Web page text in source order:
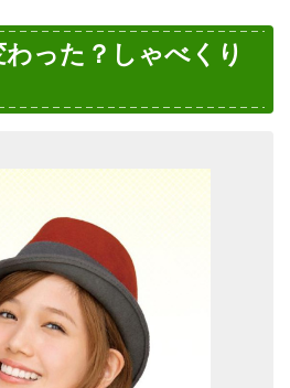
った？しゃべくり